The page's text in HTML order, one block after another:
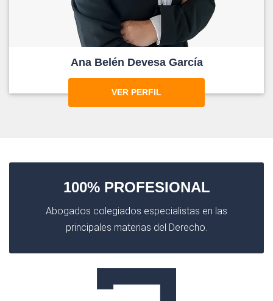
Ana Belén Devesa García
VER PERFIL
100% PROFESIONAL
Abogados colegiados especialistas en las
principales materias del Derecho.